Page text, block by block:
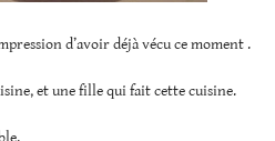
d’avoir déjà vécu ce moment .
et une fille qui fait cette cuisine.